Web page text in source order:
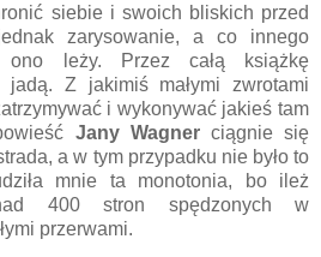
siebie i swoich bliskich przed
zarysowanie, a co innego
leży. Przez całą książkę
jadą. Z jakimiś małymi zwrotami
i wykonywać jakieś tam
Jany Wagnerciągnie się
a w tym przypadku nie było to
mnie ta monotonia, bo ileż
400 stron spędzonych w
przerwami.